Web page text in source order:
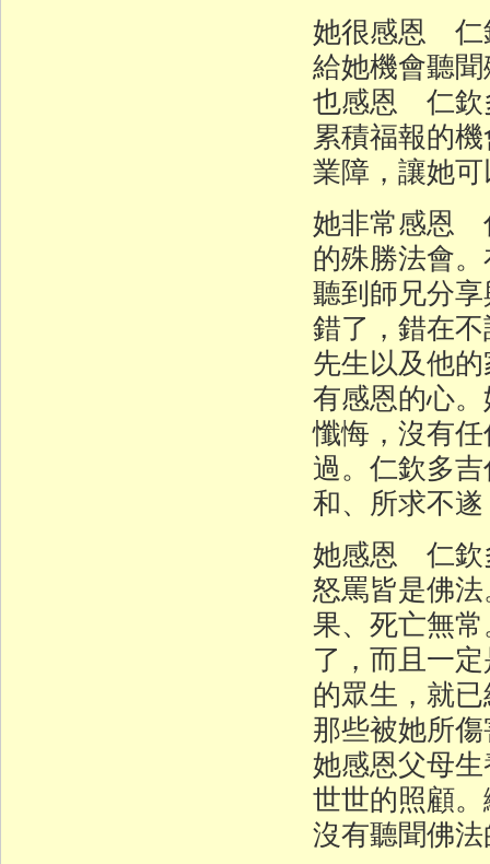
她很感恩 仁
給她機會聽
也感恩 仁欽
累積福報的
業障，讓她
她非常感恩
的殊勝法會
聽到師兄分
錯了，錯在
先生以及他
有感恩的心
懺悔，沒有
過。仁欽多
和、所求不
她感恩 仁欽
怒罵皆是佛
果、死亡無
了，而且一
的眾生，就
那些被她所
她感恩父母
世世的照顧
沒有聽聞佛